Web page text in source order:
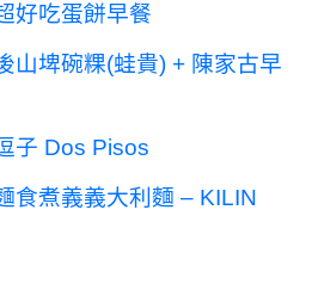
好吃蛋餅早餐
山埤碗粿(蛙貴) + 陳家古早
子 Dos Pisos
食煮義義大利麵 – KILIN